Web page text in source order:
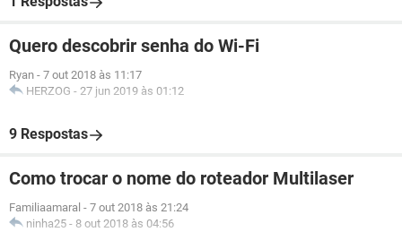
Quero descobrir senha do Wi-Fi
Ryan - 7 out 2018 às 11:17
HERZOG - 27 jun 2019 às 01:12
9 Respostas
Como trocar o nome do roteador Multilaser
Familiaamaral - 7 out 2018 às 21:24
ninha25 - 8 out 2018 às 04:56